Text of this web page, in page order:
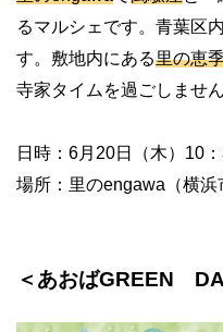
るマルシェです。青葉区
す。敷地内にある里の恵
寺家タイムを過ごしません
日時：6月20日（木）10
場所：里のengawa（横浜
＜あおばGREEN